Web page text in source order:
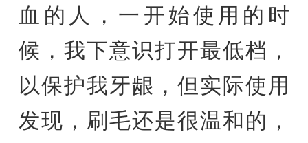
血的人，一开始使用的时
候，我下意识打开最低档，
以保护我牙龈，但实际使用
发现，刷毛还是很温和的，